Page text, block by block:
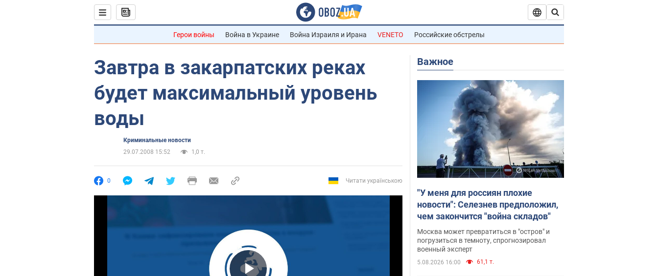
Герои войны Война в Украине Война Израиля и Ирана VENETO Российские обстрелы
Завтра в закарпатских реках
будет максимальный уровень
воды
Криминальные новости
29.07.2008 15:52
1,0 т.
0 Читати українською
Важное
"У меня для россиян плохие
новости": Селезнев предположил,
чем закончится "война складов"
Москва может превратиться в "остров" и
погрузиться в темноту, спрогнозировал
военный эксперт
5.08.2026 16:00 61,1 т.